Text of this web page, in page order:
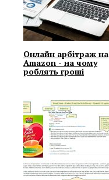
Онлайн арбітраж на
Amazon - на чому
роблять гроші